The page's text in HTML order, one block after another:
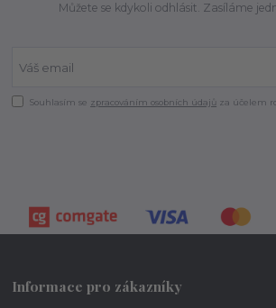
Můžete se kdykoli odhlásit. Zasíláme
Souhlasím se zpracováním osobních údajů za účelem
Informace pro zákazníky